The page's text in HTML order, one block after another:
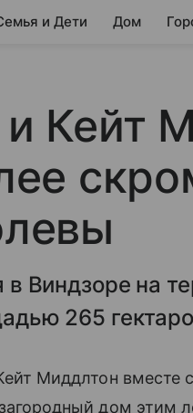
и Дети Дом
Кейт
Виндзоре на
265
Миддлтон вместе
дом этим